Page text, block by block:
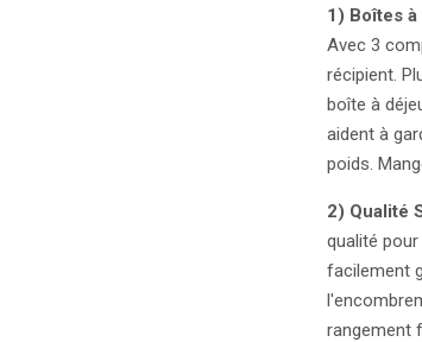
1) Boîtes à
Avec 3
récipient.
boîte à
aident à
poids.
2) Qualité
qualité
facilement
rangement